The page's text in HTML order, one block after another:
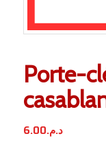
Porte-
د.م.6.00